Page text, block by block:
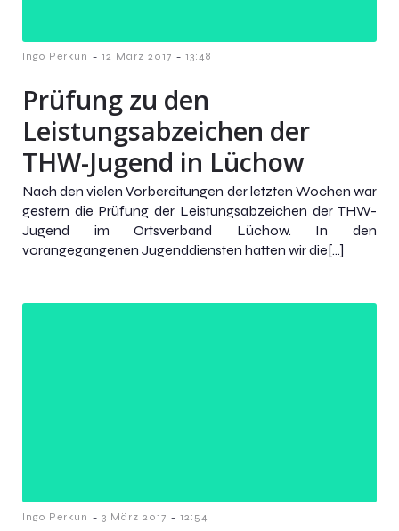
Ingo Perkun - 12 März 2017 - 13:48
Prüfung zu den
Leistungsabzeichen der
THW-Jugend in Lüchow
Nach den vielen Vorbereitungen der letzten Wochen war
gestern die Prüfung der Leistungsabzeichen der THW-
Jugend im Ortsverband Lüchow. In den
vorangegangenen Jugenddiensten hatten wir die[…]
Ingo Perkun - 3 März 2017 - 12:54